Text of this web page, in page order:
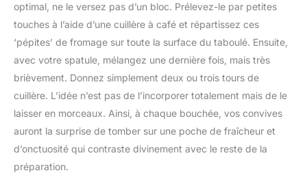
optimal, ne le versez pas d’un bloc. Prélevez-le par petites
touches à l’aide d’une cuillère à café et répartissez ces
‘pépites’ de fromage sur toute la surface du taboulé. Ensuite,
avec votre spatule, mélangez une dernière fois, mais très
brièvement. Donnez simplement deux ou trois tours de
cuillère. L’idée n’est pas de l’incorporer totalement mais de le
laisser en morceaux. Ainsi, à chaque bouchée, vos convives
auront la surprise de tomber sur une poche de fraîcheur et
d’onctuosité qui contraste divinement avec le reste de la
préparation.